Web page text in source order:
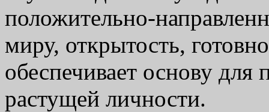
положительно-
миру, открытость,
обеспечивает основу для
растущей личности.